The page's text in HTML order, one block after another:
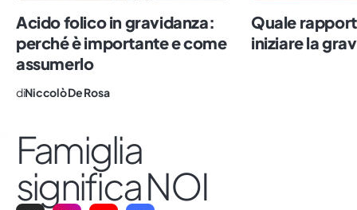
sdoganare i tabù e rendere comodo quel
che è ancora scomodo. Impazzisco per il
sushi, il numero sette e le persone vere.
Acido folico in gravidanza:
perché è importante e come
assumerlo
diNiccolò De Rosa
Quale
iniziare la
Famiglia
significa NOI